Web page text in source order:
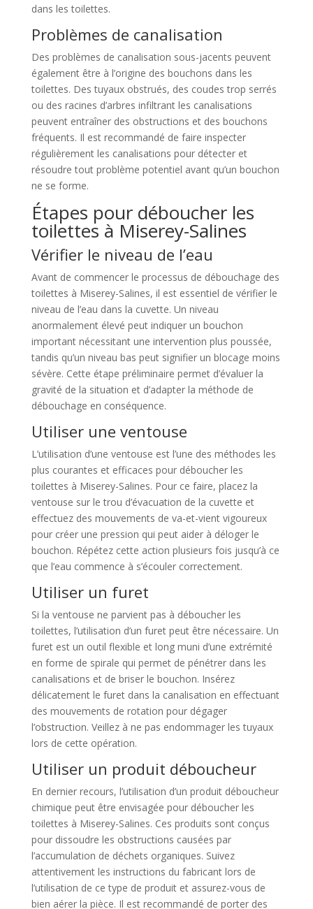
dans les toilettes.
Problèmes de canalisation
Des problèmes de canalisation sous-jacents peuvent
également être à l’origine des bouchons dans les
toilettes. Des tuyaux obstrués, des coudes trop serrés
ou des racines d’arbres infiltrant les canalisations
peuvent entraîner des obstructions et des bouchons
fréquents. Il est recommandé de faire inspecter
régulièrement les canalisations pour détecter et
résoudre tout problème potentiel avant qu’un bouchon
ne se forme.
Étapes pour déboucher les
toilettes à Miserey-Salines
Vérifier le niveau de l’eau
Avant de commencer le processus de débouchage des
toilettes à Miserey-Salines, il est essentiel de vérifier le
niveau de l’eau dans la cuvette. Un niveau
anormalement élevé peut indiquer un bouchon
important nécessitant une intervention plus poussée,
tandis qu’un niveau bas peut signifier un blocage moins
sévère. Cette étape préliminaire permet d’évaluer la
gravité de la situation et d’adapter la méthode de
débouchage en conséquence.
Utiliser une ventouse
L’utilisation d’une ventouse est l’une des méthodes les
plus courantes et efficaces pour déboucher les
toilettes à Miserey-Salines. Pour ce faire, placez la
ventouse sur le trou d’évacuation de la cuvette et
effectuez des mouvements de va-et-vient vigoureux
pour créer une pression qui peut aider à déloger le
bouchon. Répétez cette action plusieurs fois jusqu’à ce
que l’eau commence à s’écouler correctement.
Utiliser un furet
Si la ventouse ne parvient pas à déboucher les
toilettes, l’utilisation d’un furet peut être nécessaire. Un
furet est un outil flexible et long muni d’une extrémité
en forme de spirale qui permet de pénétrer dans les
canalisations et de briser le bouchon. Insérez
délicatement le furet dans la canalisation en effectuant
des mouvements de rotation pour dégager
l’obstruction. Veillez à ne pas endommager les tuyaux
lors de cette opération.
Utiliser un produit déboucheur
En dernier recours, l’utilisation d’un produit déboucheur
chimique peut être envisagée pour déboucher les
toilettes à Miserey-Salines. Ces produits sont conçus
pour dissoudre les obstructions causées par
l’accumulation de déchets organiques. Suivez
attentivement les instructions du fabricant lors de
l’utilisation de ce type de produit et assurez-vous de
bien aérer la pièce. Il est recommandé de porter des